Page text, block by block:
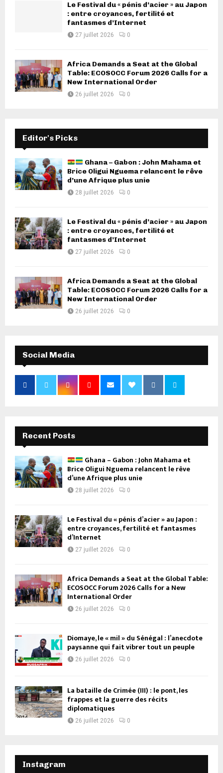
Le Festival du « pénis d’acier » au Japon
: entre croyances, fertilité et
fantasmes d’Internet
27 juillet 2026 0
Africa Demands a Seat at the Global
Table: ECOSOCC Forum 2026 Calls for a
New International Order
26 juillet 2026 0
Editor's Picks
Ghana – Gabon : John Mahama et
Brice Oligui Nguema relancent le rêve
d’une Afrique plus unie
28 juillet 2026 0
Le Festival du « pénis d’acier » au Japon
: entre croyances, fertilité et
fantasmes d’Internet
27 juillet 2026 0
Africa Demands a Seat at the Global
Table: ECOSOCC Forum 2026 Calls for a
New International Order
26 juillet 2026 0
Social Media
Recent Posts
Ghana – Gabon : John Mahama et
Brice Oligui Nguema relancent le rêve
d’une Afrique plus unie
28 juillet 2026 0
Le Festival du « pénis d’acier » au Japon :
entre croyances, fertilité et fantasmes
d’Internet
27 juillet 2026 0
Africa Demands a Seat at the Global Table:
ECOSOCC Forum 2026 Calls for a New
International Order
26 juillet 2026 0
Diomaye, le « mil » du Sénégal : l’anecdote
paysanne qui fait vibrer tout un peuple
26 juillet 2026 0
La bataille de Crimée (III) : le pont, les
frappes et la guerre des récits
diplomatiques
26 juillet 2026 0
Instagram